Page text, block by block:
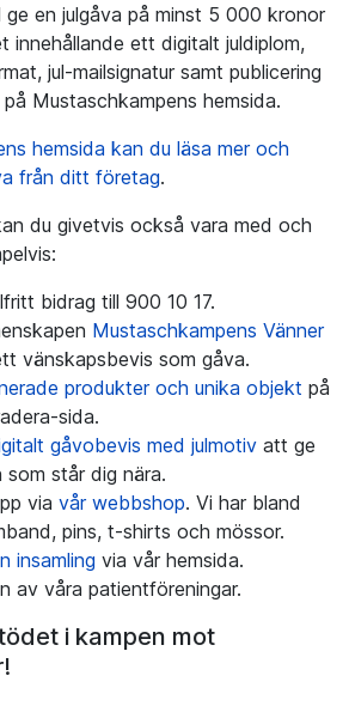
en julgåva på minst 5 000 kronor
innehållande ett digitalt juldiplom,
jul-mailsignatur samt publicering
Mustaschkampens hemsida.
hemsida kan du läsa mer och
från ditt företag.
du givetvis också vara med och
bidrag till 900 10 17.
Mustaschkampens Vänner
vänskapsbevis som gåva.
produkter och unika objekt på
sida.
gåvobevis med julmotiv att ge
står dig nära.
via vår webbshop. Vi har bland
pins, t-shirts och mössor.
insamling via vår hemsida.
av våra patientföreningar.
i kampen mot